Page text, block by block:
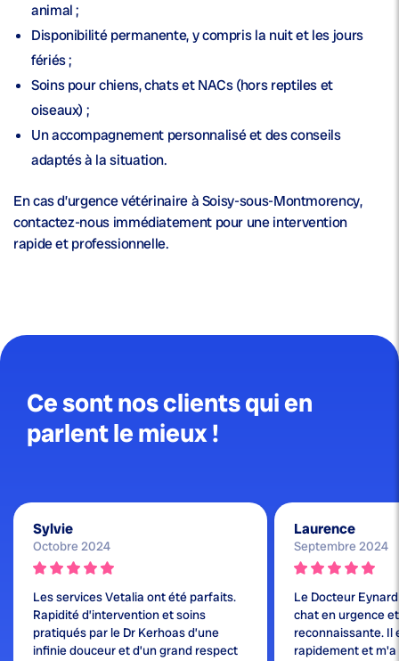
animal ;
Disponibilité permanente, y compris la nuit et les jours
fériés ;
Soins pour chiens, chats et NACs(hors reptiles et
oiseaux) ;
Unaccompagnement personnaliséet des conseils
adaptés à la situation.
En cas d’urgence vétérinaire à Soisy-sous-Montmorency,
contactez-nous immédiatement pour une intervention
rapide et professionnelle.
Ce sont nos clients qui en
parlent le mieux !
Sylvie
Octobre 2024
Les services Vetalia ont été parfaits.
Rapidité d’intervention et soins
pratiqués par le Dr Kerhoas d’une
infinie douceur et d’un grand respect
Laurence
Septembre 2024
Le Docteur
chat en urgence
reconnaissante. Il
rapidement et m'a